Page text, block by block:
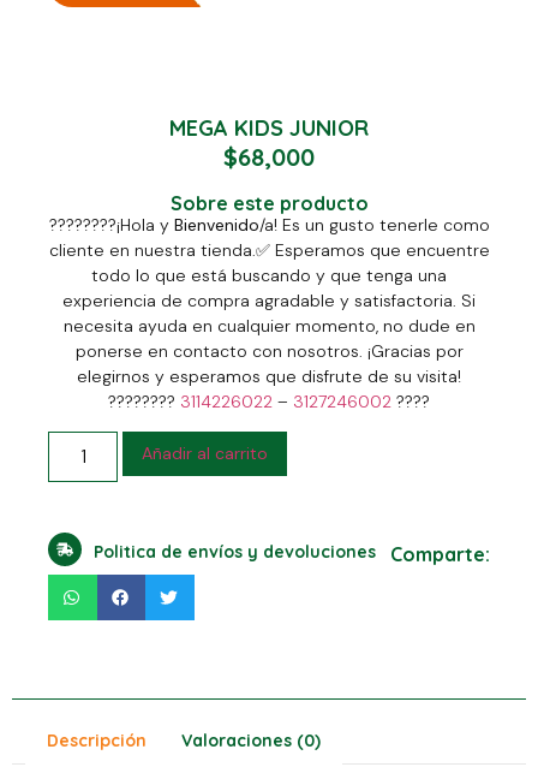
MEGA KIDS JUNIOR
$68,000
Sobre este producto
????????¡Hola y Bienvenido/a! Es un gusto tenerle como
cliente en nuestra tienda.✅Esperamos que encuentre
todo lo que está buscando y que tenga una
experiencia de compra agradable y satisfactoria. Si
necesita ayuda en cualquier momento, no dude en
ponerse en contacto con nosotros. ¡Gracias por
elegirnos y esperamos que disfrute de su visita!
???????? 3114226022 – 3127246002 ????
Añadir al carrito
Politica de envíos y devoluciones Comparte:
Descripción Valoraciones (0)